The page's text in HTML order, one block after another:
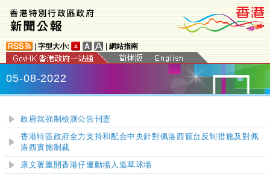
字型大小: 網站指南
05-08-2022
政府就強制檢測公告刊憲
香港特區政府全力支持和配合中央針對佩洛西竄台反制措施及對佩
洛西實施制裁
康文署重開香港仔運動場人造草球場